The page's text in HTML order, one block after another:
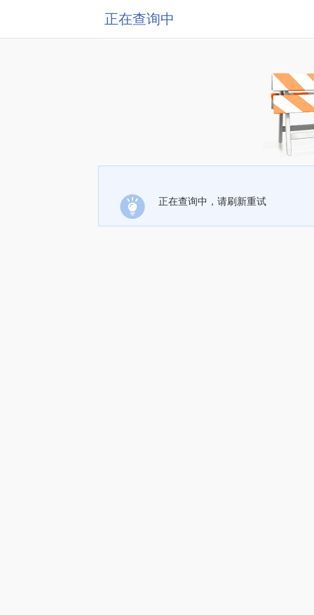
正在查询中
正在查询中，请刷新重试